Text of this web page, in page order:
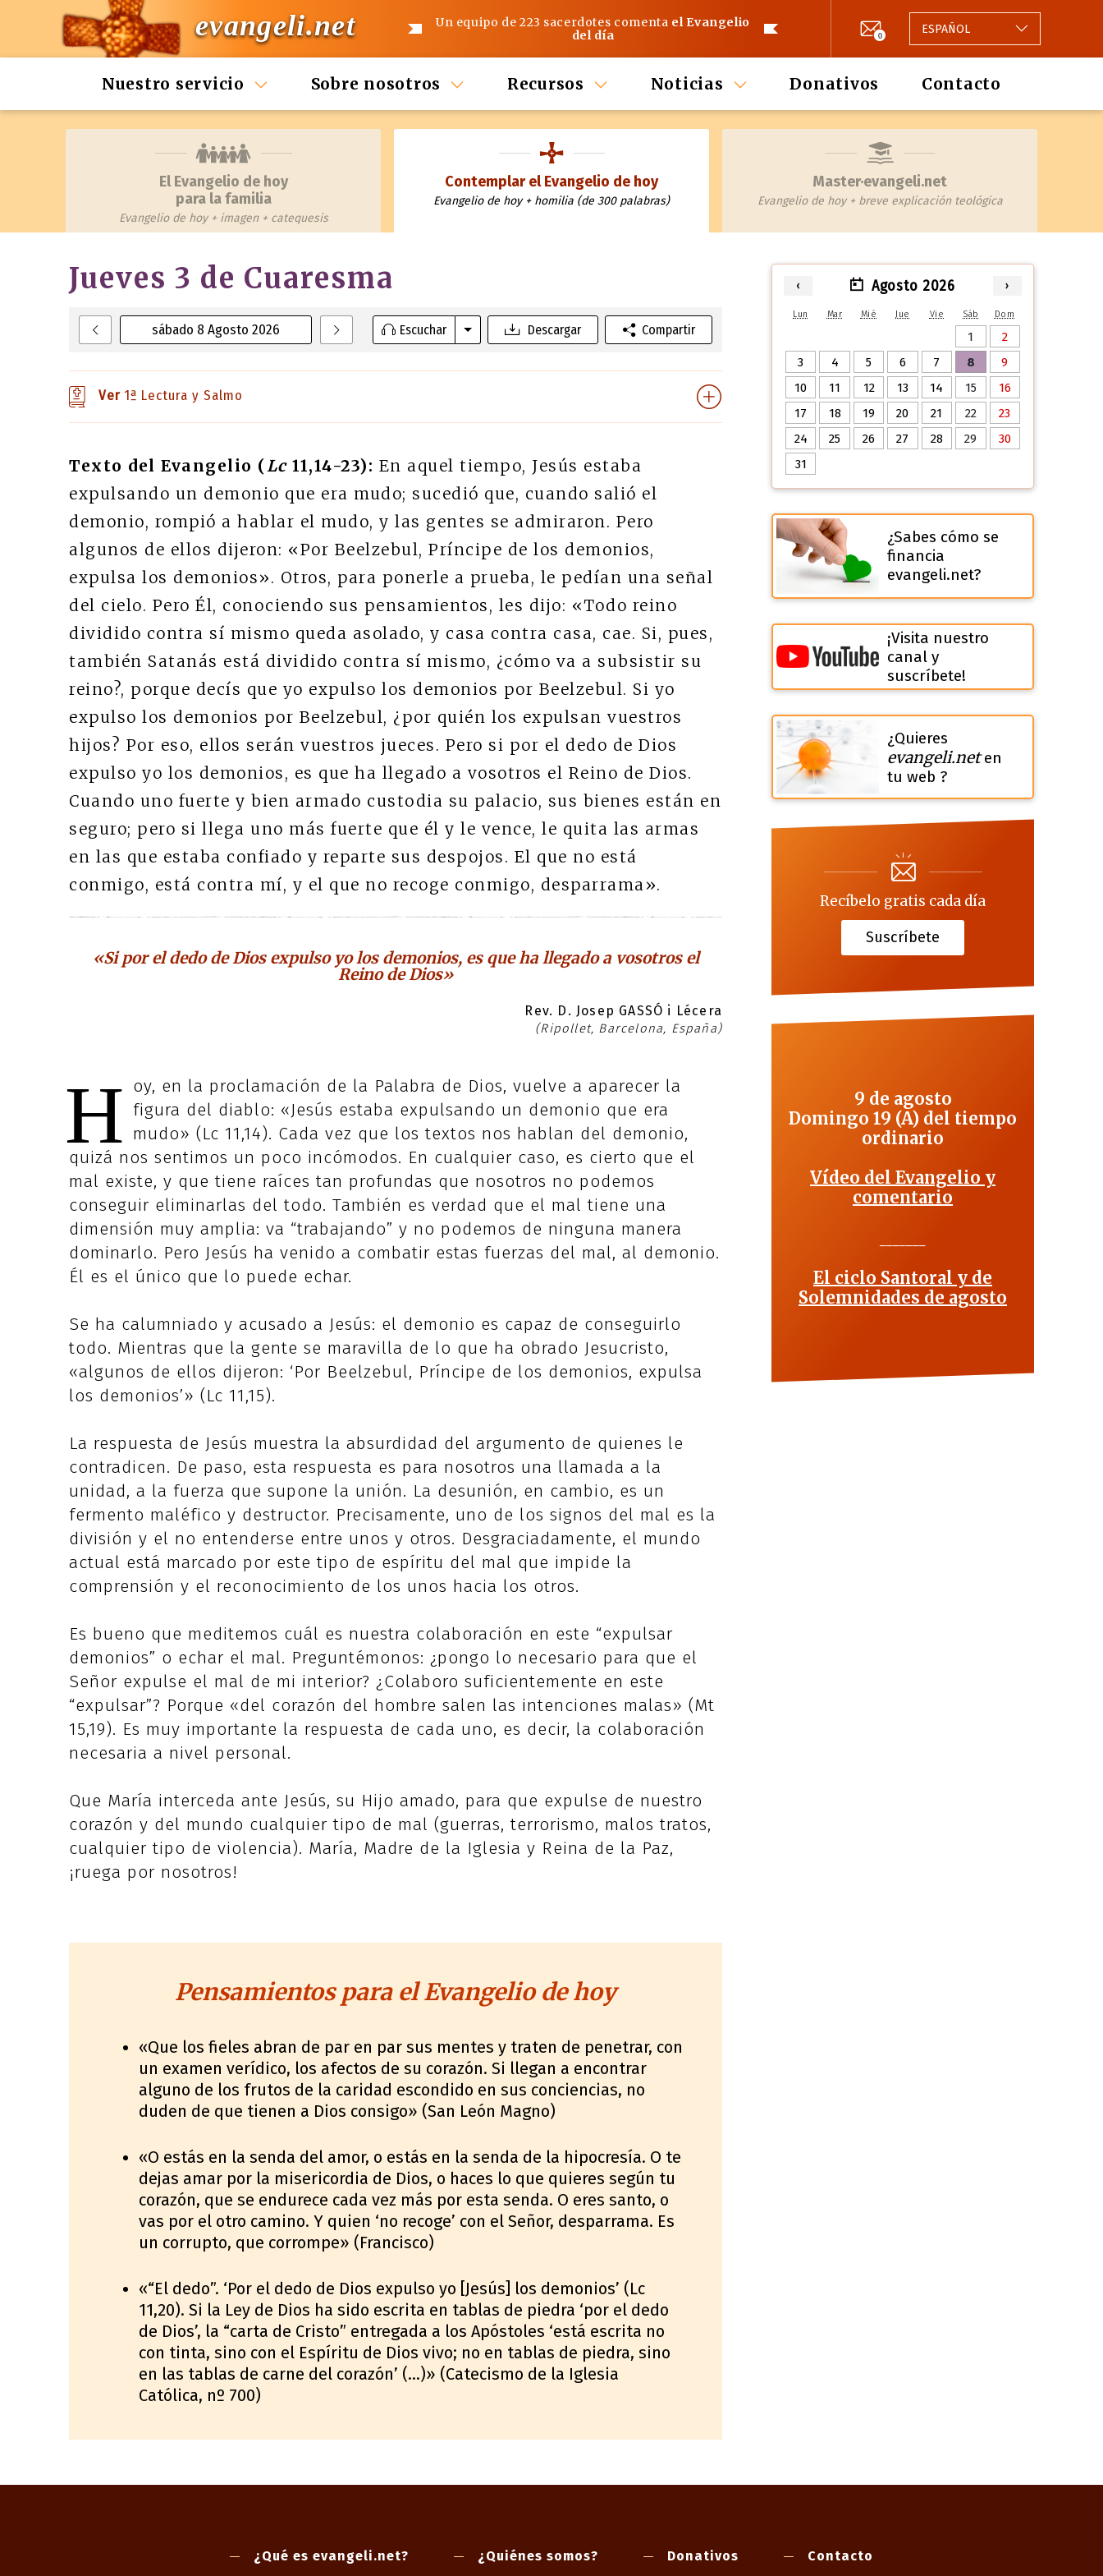
evangeli.net Un equipo de 223 sacerdotes comenta el Evangelio
del día
0 ESPAÑOL
Nuestro servicio Sobre nosotros Recursos Noticias Donativos Contacto
El Evangelio de hoy
para la familia
Evangelio de hoy + imagen + catequesis
Contemplar el Evangelio de hoy
Evangelio de hoy + homilia (de 300 palabras)
Master·evangeli.net
Evangelio de hoy + breve explicación teológica
sábado 8 Agosto 2026
Jueves 3 de Cuaresma
Escuchar Descargar Compartir
Ver 1ª Lectura y Salmo
Texto del Evangelio (Lc11,14-23): En aquel tiempo, Jesús estaba
expulsando un demonio que era mudo; sucedió que, cuando salió el
demonio, rompió a hablar el mudo, y las gentes se admiraron. Pero
algunos de ellos dijeron: «Por Beelzebul, Príncipe de los demonios,
expulsa los demonios». Otros, para ponerle a prueba, le pedían una señal
del cielo. Pero Él, conociendo sus pensamientos, les dijo: «Todo reino
dividido contra sí mismo queda asolado, y casa contra casa, cae. Si, pues,
también Satanás está dividido contra sí mismo, ¿cómo va a subsistir su
reino?, porque decís que yo expulso los demonios por Beelzebul. Si yo
expulso los demonios por Beelzebul, ¿por quién los expulsan vuestros
hijos? Por eso, ellos serán vuestros jueces. Pero si por el dedo de Dios
expulso yo los demonios, es que ha llegado a vosotros el Reino de Dios.
Cuando uno fuerte y bien armado custodia su palacio, sus bienes están en
seguro; pero si llega uno más fuerte que él y le vence, le quita las armas
en las que estaba confiado y reparte sus despojos. El que no está
conmigo, está contra mí, y el que no recoge conmigo, desparrama».
«Si por el dedo de Dios expulso yo los demonios, es que ha llegado a vosotros el
Reino de Dios»
Rev. D. Josep GASSÓ i Lécera
(Ripollet, Barcelona, España)
H oy, en la proclamación de la Palabra de Dios, vuelve a aparecer la
figura del diablo: «Jesús estaba expulsando un demonio que era
mudo» (Lc 11,14). Cada vez que los textos nos hablan del demonio,
quizá nos sentimos un poco incómodos. En cualquier caso, es cierto que el
mal existe, y que tiene raíces tan profundas que nosotros no podemos
conseguir eliminarlas del todo. También es verdad que el mal tiene una
dimensión muy amplia: va “trabajando” y no podemos de ninguna manera
dominarlo. Pero Jesús ha venido a combatir estas fuerzas del mal, al demonio.
Él es el único que lo puede echar.
Se ha calumniado y acusado a Jesús: el demonio es capaz de conseguirlo
todo. Mientras que la gente se maravilla de lo que ha obrado Jesucristo,
«algunos de ellos dijeron: ‘Por Beelzebul, Príncipe de los demonios, expulsa
los demonios’» (Lc 11,15).
La respuesta de Jesús muestra la absurdidad del argumento de quienes le
contradicen. De paso, esta respuesta es para nosotros una llamada a la
unidad, a la fuerza que supone la unión. La desunión, en cambio, es un
fermento maléfico y destructor. Precisamente, uno de los signos del mal es la
división y el no entenderse entre unos y otros. Desgraciadamente, el mundo
actual está marcado por este tipo de espíritu del mal que impide la
comprensión y el reconocimiento de los unos hacia los otros.
Es bueno que meditemos cuál es nuestra colaboración en este “expulsar
demonios” o echar el mal. Preguntémonos: ¿pongo lo necesario para que el
Señor expulse el mal de mi interior? ¿Colaboro suficientemente en este
“expulsar”? Porque «del corazón del hombre salen las intenciones malas» (Mt
15,19). Es muy importante la respuesta de cada uno, es decir, la colaboración
necesaria a nivel personal.
Que María interceda ante Jesús, su Hijo amado, para que expulse de nuestro
corazón y del mundo cualquier tipo de mal (guerras, terrorismo, malos tratos,
cualquier tipo de violencia). María, Madre de la Iglesia y Reina de la Paz,
¡ruega por nosotros!
Pensamientos para el Evangelio de hoy
«Que los fieles abran de par en par sus mentes y traten de penetrar, con
un examen verídico, los afectos de su corazón. Si llegan a encontrar
alguno de los frutos de la caridad escondido en sus conciencias, no
duden de que tienen a Dios consigo» (San León Magno)
«O estás en la senda del amor, o estás en la senda de la hipocresía. O te
dejas amar por la misericordia de Dios, o haces lo que quieres según tu
corazón, que se endurece cada vez más por esta senda. O eres santo, o
vas por el otro camino. Y quien ‘no recoge’ con el Señor, desparrama. Es
un corrupto, que corrompe» (Francisco)
«“El dedo”. ‘Por el dedo de Dios expulso yo [Jesús] los demonios’ (Lc
11,20). Si la Ley de Dios ha sido escrita en tablas de piedra ‘por el dedo
de Dios’, la “carta de Cristo” entregada a los Apóstoles ‘está escrita no
con tinta, sino con el Espíritu de Dios vivo; no en tablas de piedra, sino
en las tablas de carne del corazón’ (…)» (Catecismo de la Iglesia
Católica, nº 700)
‹ Agosto 2026 ›
Lun Mar Mié Jue Vie Sáb Dom
1
2
3
4 5 6 7 8
9
10
11 12 13 14 15
16
17
18 19 20 21 22
23
24
25 26 27 28 29
30
31
¿Sabes cómo se
financia
evangeli.net?
¡Visita nuestro
canal y
suscríbete!
¿Quieres
evangeli.neten
tu web ?
Recíbelo gratis cada día
Suscríbete
9 de agosto
Domingo 19 (A) del tiempo
ordinario
Vídeo del Evangelio y
comentario
El ciclo Santoral y de
Solemnidades de agosto
¿Qué es evangeli.net? ¿Quiénes somos? Donativos Contacto